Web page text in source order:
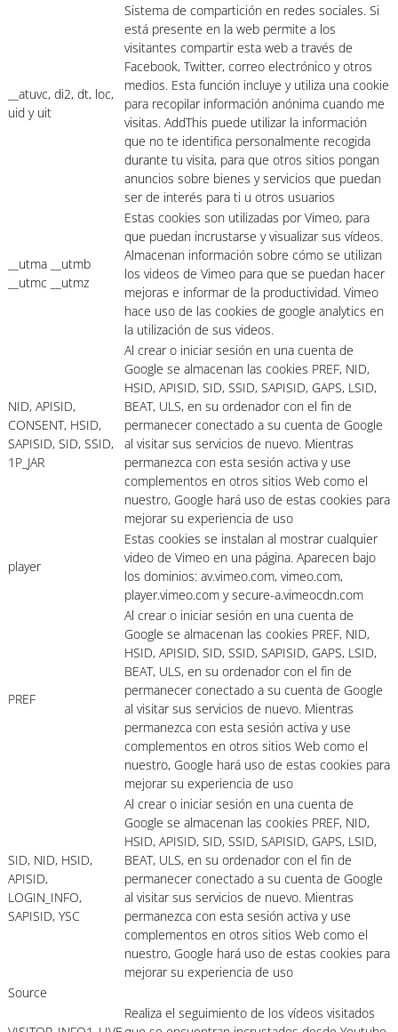
__atuvc, di2, dt, loc,
uid y uit
Sistema de compartición en redes sociales. Si
está presente en la web permite a los
visitantes compartir esta web a través de
Facebook, Twitter, correo electrónico y otros
medios. Esta función incluye y utiliza una cookie
para recopilar información anónima cuando me
visitas. AddThis puede utilizar la información
que no te identifica personalmente recogida
durante tu visita, para que otros sitios pongan
anuncios sobre bienes y servicios que puedan
ser de interés para ti u otros usuarios
__utma __utmb
__utmc __utmz
Estas cookies son utilizadas por Vimeo, para
que puedan incrustarse y visualizar sus vídeos.
Almacenan información sobre cómo se utilizan
los videos de Vimeo para que se puedan hacer
mejoras e informar de la productividad. Vimeo
hace uso de las cookies de google analytics en
la utilización de sus videos.
NID, APISID,
CONSENT, HSID,
SAPISID, SID, SSID,
1P_JAR
Al crear o iniciar sesión en una cuenta de
Google se almacenan las cookies PREF, NID,
HSID, APISID, SID, SSID, SAPISID, GAPS, LSID,
BEAT, ULS, en su ordenador con el fin de
permanecer conectado a su cuenta de Google
al visitar sus servicios de nuevo. Mientras
permanezca con esta sesión activa y use
complementos en otros sitios Web como el
nuestro, Google hará uso de estas cookies para
mejorar su experiencia de uso
player
Estas cookies se instalan al mostrar cualquier
video de Vimeo en una página. Aparecen bajo
los dominios: av.vimeo.com, vimeo.com,
player.vimeo.com y secure-a.vimeocdn.com
PREF
Al crear o iniciar sesión en una cuenta de
Google se almacenan las cookies PREF, NID,
HSID, APISID, SID, SSID, SAPISID, GAPS, LSID,
BEAT, ULS, en su ordenador con el fin de
permanecer conectado a su cuenta de Google
al visitar sus servicios de nuevo. Mientras
permanezca con esta sesión activa y use
complementos en otros sitios Web como el
nuestro, Google hará uso de estas cookies para
mejorar su experiencia de uso
SID, NID, HSID,
APISID,
LOGIN_INFO,
SAPISID, YSC
Al crear o iniciar sesión en una cuenta de
Google se almacenan las cookies PREF, NID,
HSID, APISID, SID, SSID, SAPISID, GAPS, LSID,
BEAT, ULS, en su ordenador con el fin de
permanecer conectado a su cuenta de Google
al visitar sus servicios de nuevo. Mientras
permanezca con esta sesión activa y use
complementos en otros sitios Web como el
nuestro, Google hará uso de estas cookies para
mejorar su experiencia de uso
Source
Realiza el seguimiento de los vídeos visitados